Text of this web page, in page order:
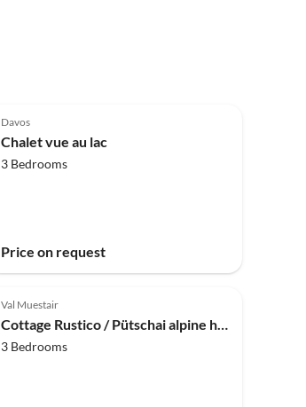
Davos
Chalet vue au lac
3 Bedrooms
Price on request
Top-Listing
Val Muestair
Cottage Rustico / Pütschai alpine hut
3 Bedrooms